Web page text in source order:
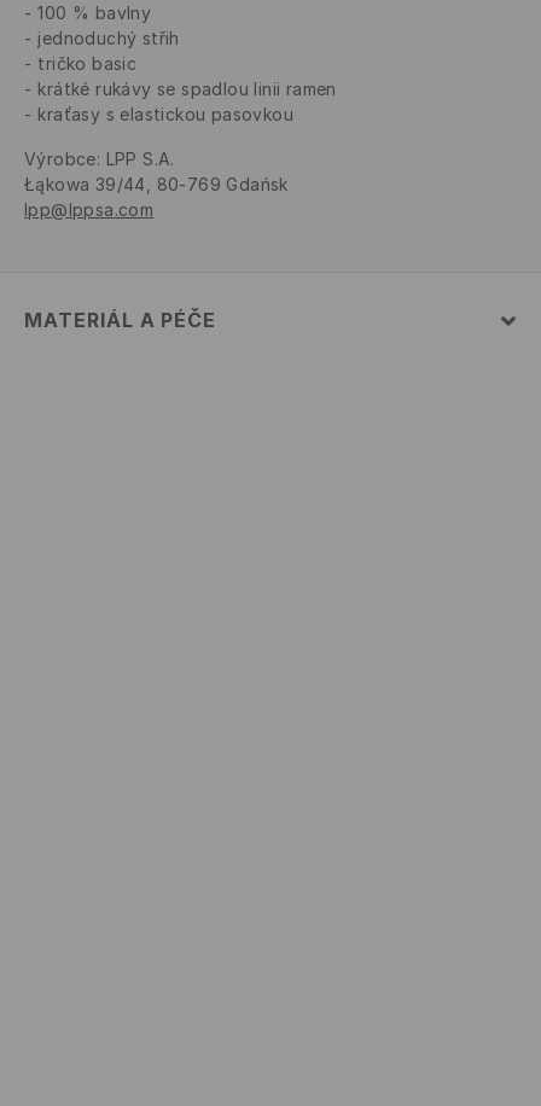
100 % bavlny
jednoduchý střih
tričko basic
krátké rukávy se spadlou linii ramen
kraťasy s elastickou pasovkou
Výrobce: LPP S.A.
Łąkowa 39/44, 80-769 Gdańsk
lpp@lppsa.com
MATERIÁL A PÉČE